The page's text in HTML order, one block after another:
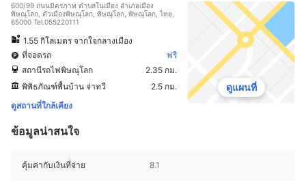
600/99 ถนนมิตรภาพ ตำบลในเมือง อำเภอเมือง
พิษณุโลก, ตัวเมืองพิษณุโลก, พิษณุโลก, พิษณุโลก, ไทย,
65000 Tel.055220111
1.55 กิโลเมตร จากใจกลางเมือง
ที่จอดรถ
ฟรี
สถานีรถไฟพิษณุโลก
2.35 กม.
พิพิธภัณฑ์พื้นบ้าน จ่าทวี
2.5 กม.
ดูสถานที่ใกล้เคียง
ดูแผนที่
ข้อมูลน่าสนใจ
คุ้มค่ากับเงินที่จ่าย 8.1